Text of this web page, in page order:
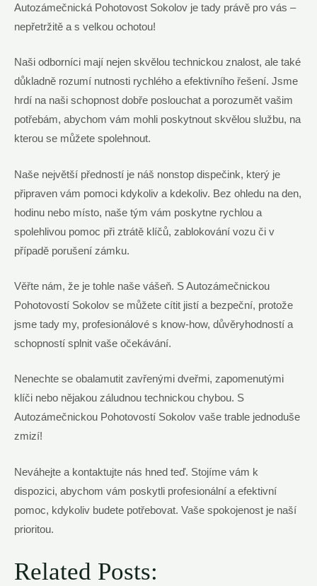
Autozámečnická Pohotovost Sokolov je tady právě pro vás –
nepřetržitě a s velkou ochotou!
Naši odborníci mají nejen skvělou technickou znalost, ale také
důkladně rozumí nutnosti rychlého a efektivního řešení. Jsme
hrdí na naši schopnost dobře poslouchat a porozumět vašim
potřebám, abychom vám mohli poskytnout skvělou službu, na
kterou se můžete spolehnout.
Naše největší předností je náš nonstop dispečink, který je
připraven vám pomoci kdykoliv a kdekoliv. Bez ohledu na den,
hodinu nebo místo, naše tým vám poskytne rychlou a
spolehlivou pomoc při ztrátě klíčů, zablokování vozu či v
případě porušení zámku.
Věřte nám, že je tohle naše vášeň. S Autozámečnickou
Pohotovostí Sokolov se můžete cítit jistí a bezpeční, protože
jsme tady my, profesionálové s know-how, důvěryhodností a
schopností splnit vaše očekávání.
Nenechte se obalamutit zavřenými dveřmi, zapomenutými
klíči nebo nějakou záludnou technickou chybou. S
Autozámečnickou Pohotovostí Sokolov vaše trable jednoduše
zmizí!
Neváhejte a kontaktujte nás hned teď. Stojíme vám k
dispozici, abychom vám poskytli profesionální a efektivní
pomoc, kdykoliv budete potřebovat. Vaše spokojenost je naší
prioritou.
Related Posts: